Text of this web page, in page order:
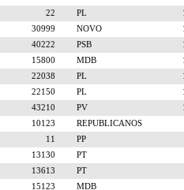
22 PL
30999 NOVO
40222 PSB
15800 MDB
22038 PL
22150 PL
43210 PV
10123
REPUBLICANOS
11
PP
13130
PT
13613
PT
15123
MDB